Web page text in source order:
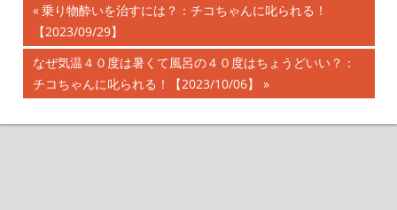
投
稿
ナ
ビ
前
の
記
事:
乗り物酔いを治すには？：チコちゃんに叱られる！
【2023/09/29】
次
の
事:
なぜ気温４０度は暑くて風呂の４０度はちょうどいい？：
チコちゃんに叱られる！【2023/10/06】